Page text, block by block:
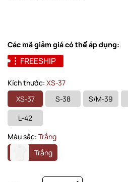
Các mã giảm giá có thể áp dụng:
FREESHIP
Kích thước: XS-37
XS-37
S-38 S/M-39
L-42
Màu sắc: Trắng
Trắng